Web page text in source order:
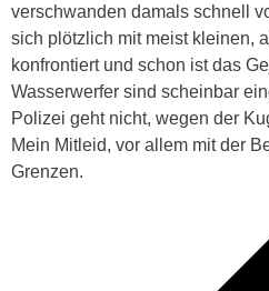
verschwanden damals schnell
sich plötzlich mit meist kleinen,
konfrontiert und schon ist das
Wasserwerfer sind scheinbar
Polizei geht nicht, wegen der
Mein Mitleid, vor allem mit der
Grenzen.